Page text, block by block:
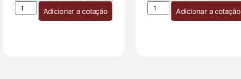
Adicionar a cotação Adicionar a cotação